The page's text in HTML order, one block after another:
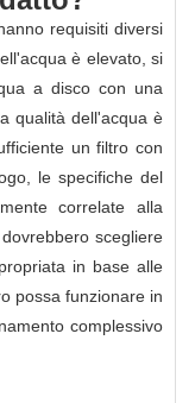
requisiti diversi
è elevato, si
a disco con una
qualità dell'acqua è
un filtro con
le specifiche del
correlate alla
scegliere
in base alle
possa funzionare in
complessivo